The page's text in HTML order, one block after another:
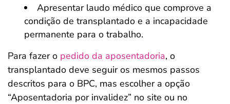
Apresentar laudo médico que comprove a
condição de transplantado e a incapacidade
permanente para o trabalho.
Para fazer o pedido da aposentadoria, o
transplantado deve seguir os mesmos passos
descritos para o BPC, mas escolher a opção
“Aposentadoria por invalidez” no site ou no